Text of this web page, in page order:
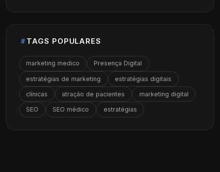
TAGS POPULARES
marketing medico Presença Digital
estratégias de marketing estratégias digitais
clínicas atração de pacientes marketing digital
SEO SEO médico estratégias